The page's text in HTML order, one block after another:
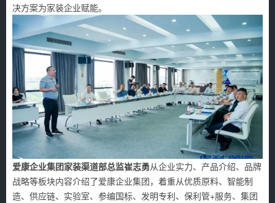
决方案为家装企业赋能。
爱康企业集团家装渠道部总监崔志勇从企业实力、产品介绍、品牌
战略等板块内容介绍了爱康企业集团，着重从优质原料、智能制
造、供应链、实验室、参编国标、发明专利、保利管+服务、集团